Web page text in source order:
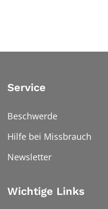
Service
Beschwerde
Hilfe bei Missbrauch
Newsletter
Wichtige Links